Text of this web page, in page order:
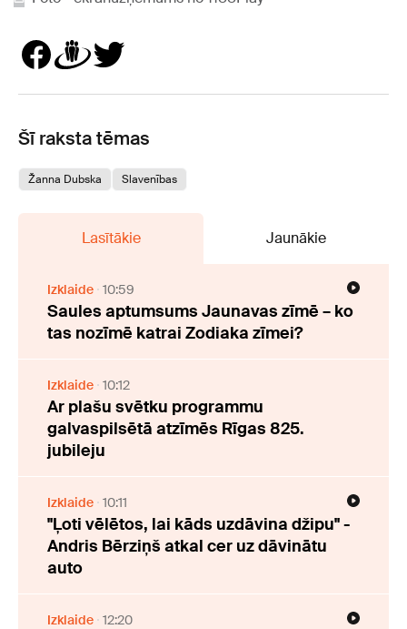
Šī raksta tēmas
Žanna Dubska Slavenības
Lasītākie Jaunākie
Izklaide 10:59
Saules aptumsums Jaunavas zīmē – ko
tas nozīmē katrai Zodiaka zīmei?
Izklaide 10:12
Ar plašu svētku programmu
galvaspilsētā atzīmēs Rīgas 825.
jubileju
Izklaide 10:11
"Ļoti vēlētos, lai kāds uzdāvina džipu" -
Andris Bērziņš atkal cer uz dāvinātu
auto
Izklaide 12:20